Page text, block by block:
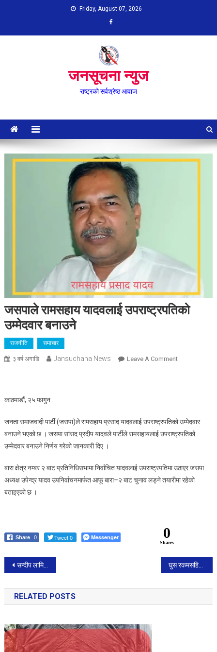
Friday, August 07, 2026
जनसूचना न्युज
राष्ट्रको सर्वश्रेष्ठ आवाज
जसपाले रामसहाय यादवलाई उपराष्ट्रपतिको
उम्मेदवार बनाउने
राजनीति समाचार
३ वर्ष अगाडि Jansuchana News Leave A CommentOn
बनाउने
काठमाडौं, २५ फागुन
जनता समाजवादी पार्टी (जसपा)ले रामसहाय प्रसाद यादवलाई उपराष्ट्रपतिको उम्मेदवार
बनाउने भएको छ । जसपा सांसद प्रदीप यादवले पार्टीले रामसहायलाई उपराष्ट्रपतिको
उम्मेदवार बनाउने निर्णय गरेको जानकारी दिए ।
बारा क्षेत्र नम्बर २ बाट प्रतिनिधिसभामा निर्वाचित यादवलाई उपराष्ट्रपतिमा उठाएर जसपा
अध्यक्ष उपेन्द्र यादव उपनिर्वाचनमार्फत आफू बारा–२ बाट चुनाव लड्ने तयारीमा रहेको
बताइएको छ ।
Share 0 Tweet 0 Messenger 0
Shares
Post
navigation
सन्दीप लामिछाने र आशिफ शेखको मद्दतमा पीएनजीमाथि नेपालको शानदार जित घुस रकमसहित शिक्षा अधिकृत पक्राउ
RELATED POSTS